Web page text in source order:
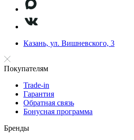
Казань, ул. Вишневского, 3
Покупателям
Trade-in
Гарантия
Обратная связь
Бонусная программа
Бренды